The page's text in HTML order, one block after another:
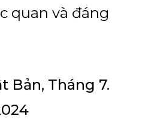
quan và đáng
Bản, Tháng 7.